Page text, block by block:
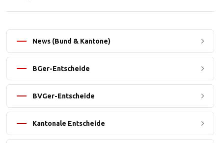
News (Bund & Kantone)
BGer-Entscheide
BVGer-Entscheide
Kantonale Entscheide